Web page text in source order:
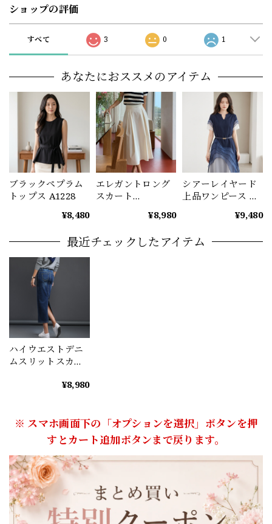
ショップの評価
すべて 3 0 1
あなたにおススメのアイテム
ブラックペプラム
トップス A1228
¥8,480
エレガントロング
スカート
¥8,980
シアーレイヤード
上品ワンピース レ
ブルー A1234¥9,480
最近チェックしたアイテム
ハイウエストデニ
ムスリットスカー
¥8,980
※ スマホ画面下の「オプションを選択」ボタンを押
すとカート追加ボタンまで戻ります。